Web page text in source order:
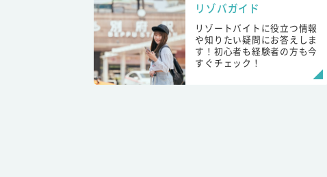
リゾバガイド
リゾートバイトに役立つ情報
や知りたい疑問にお答えしま
す！初心者も経験者の方も今
すぐチェック！